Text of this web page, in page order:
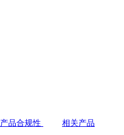
产品合规性
相关产品